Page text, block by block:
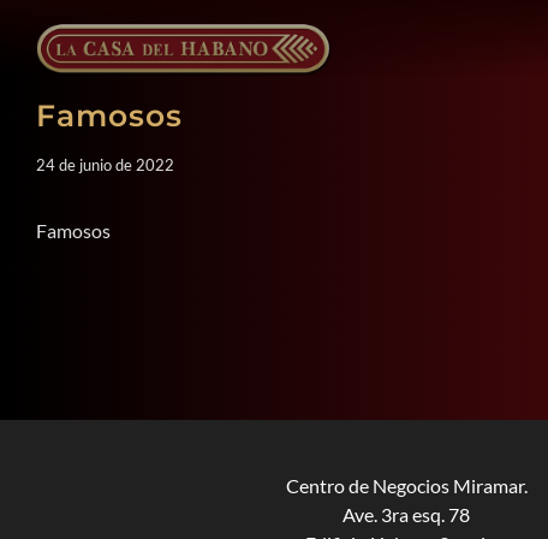
contenido
Famosos
24 de junio de 2022
Famosos
Centro de Negocios Miramar.
Ave. 3ra esq. 78